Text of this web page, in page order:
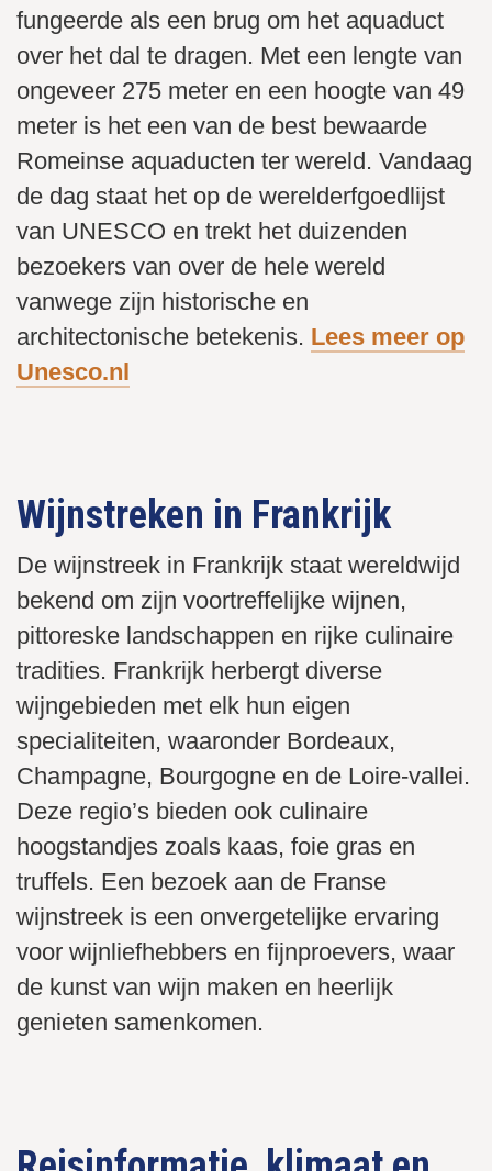
fungeerde als een brug om het aquaduct
over het dal te dragen. Met een lengte van
ongeveer 275 meter en een hoogte van 49
meter is het een van de best bewaarde
Romeinse aquaducten ter wereld. Vandaag
de dag staat het op de werelderfgoedlijst
van UNESCO en trekt het duizenden
bezoekers van over de hele wereld
vanwege zijn historische en
architectonische betekenis. Lees meer op
Unesco.nl
Wijnstreken in Frankrijk
De wijnstreek in Frankrijk staat wereldwijd
bekend om zijn voortreffelijke wijnen,
pittoreske landschappen en rijke culinaire
tradities. Frankrijk herbergt diverse
wijngebieden met elk hun eigen
specialiteiten, waaronder Bordeaux,
Champagne, Bourgogne en de Loire-vallei.
Deze regio’s bieden ook culinaire
hoogstandjes zoals kaas, foie gras en
truffels. Een bezoek aan de Franse
wijnstreek is een onvergetelijke ervaring
voor wijnliefhebbers en fijnproevers, waar
de kunst van wijn maken en heerlijk
genieten samenkomen.